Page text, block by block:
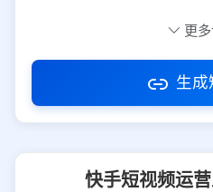
访问密码
更
生成
快手短视频运